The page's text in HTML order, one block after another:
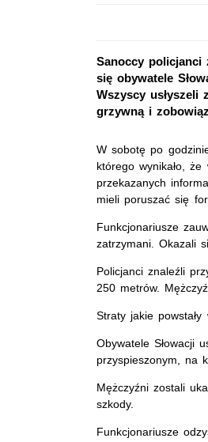
Sanoccy policjanci
się obywatele
Wszyscy usłyszeli
grzywną i
W sobotę po
którego wynikało,
przekazanych
mieli poruszać się
Funkcjonariusze
zatrzymani. Okazali
Policjanci znaleźli
250 metrów.
Straty jakie powstały
Obywatele Słowacji
przyspieszonym, na
Mężczyźni zostali
szkody.
Funkcjonariusze